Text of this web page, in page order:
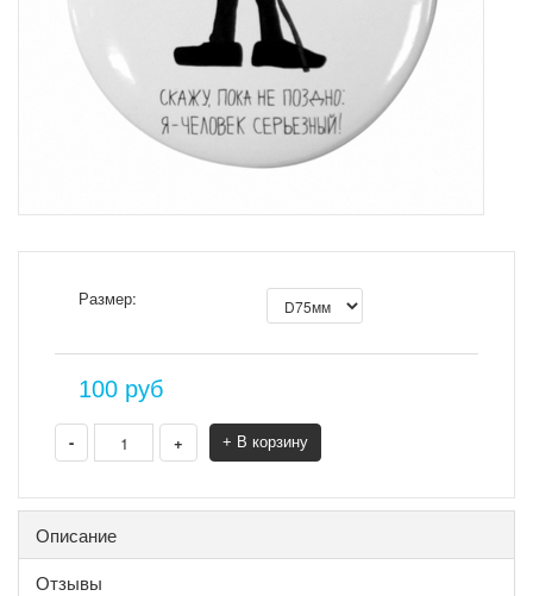
Размер:
100 руб
- + + В корзину
Описание
Отзывы